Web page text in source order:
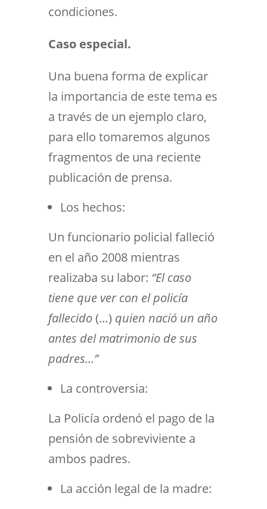
condiciones.
Caso especial.
Una buena forma de explicar
la importancia de este tema es
a través de un ejemplo claro,
para ello tomaremos algunos
fragmentos de una reciente
publicación de prensa.
Los hechos:
Un funcionario policial falleció
en el año 2008 mientras
realizaba su labor: “El caso
tiene que ver con el policía
fallecido(…) quien nació un año
antes del matrimonio de sus
padres…”
La controversia:
La Policía ordenó el pago de la
pensión de sobreviviente a
ambos padres.
La acción legal de la madre: